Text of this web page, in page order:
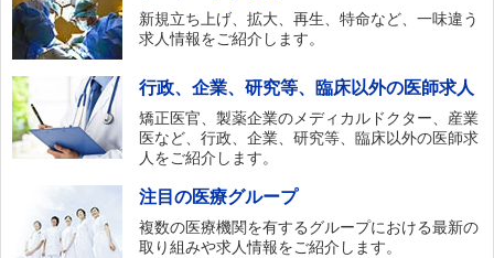
新規立ち上げ、拡大、再生、特命など、一味違う
求人情報をご紹介します。
行政、企業、研究等、臨床以外の医師求人
矯正医官、製薬企業のメディカルドクター、産業
医など、行政、企業、研究等、臨床以外の医師求
人をご紹介します。
注目の医療グループ
複数の医療機関を有するグループにおける最新の
取り組みや求人情報をご紹介します。